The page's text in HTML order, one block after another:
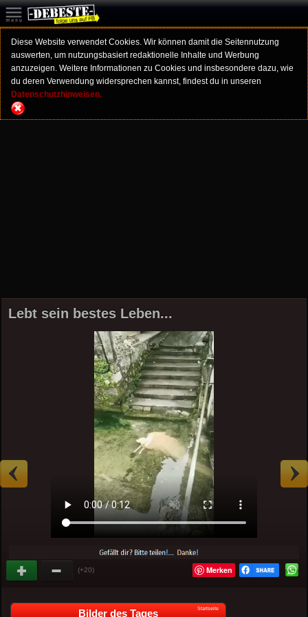
Diese Website verwendet Cookies. Wir können damit die Seitennutzung
auswerten, um nutzungsbasiert redaktionelle Inhalte und Werbung
anzuzeigen. Weitere Informationen zu Cookies und insbesondere dazu, wie
du deren Verwendung widersprechen kannst, findest du in unseren
Datenschutzhinweisen.
Lebt sein bestes Leben...
(+20) Merken
Bilder des Tages Startseite